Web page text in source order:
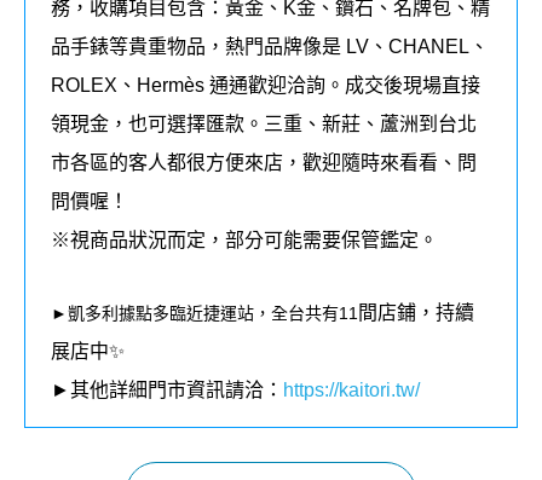
務，收購項目包含：黃金、K金、鑽石、名牌包、精
品手錶等貴重物品，熱門品牌像是 LV、CHANEL、
ROLEX、Hermès 通通歡迎洽詢。成交後現場直接
領現金，也可選擇匯款。三重、新莊、蘆洲到台北
市各區的客人都很方便來店，歡迎隨時來看看、問
問價喔！
※視商品狀況而定，部分可能需要保管鑑定。
►凱多利據點多臨近捷運站，全台共有11間店鋪，持續
展店中✨
►其他詳細門市資訊請洽： https://kaitori.tw/